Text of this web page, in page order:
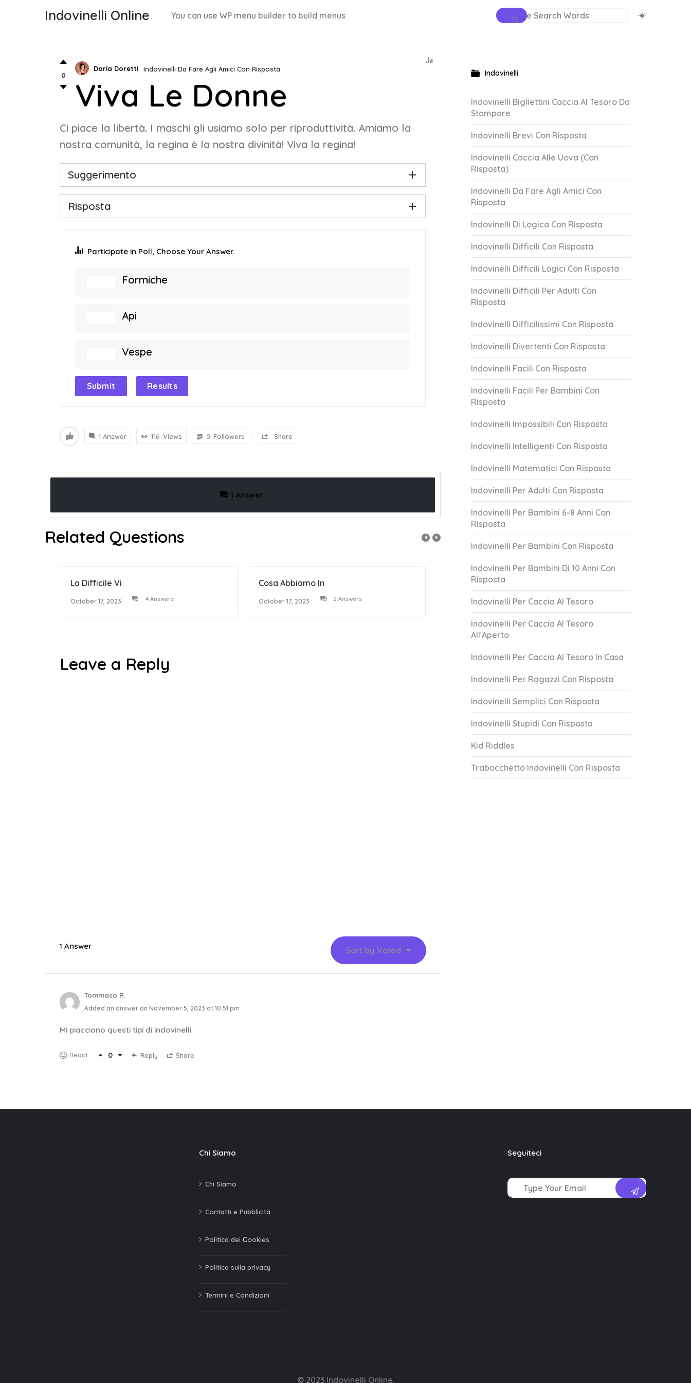
Indovinelli Online You can use WP menu builder to build menus
0
Daria Doretti Indovinelli Da Fare Agli Amici Con Risposta
Viva Le Donne
Ci piace la libertà. I maschi gli usiamo solo per riproduttività. Amiamo la
nostra comunità, la regina è la nostra divinità! Viva la regina!
Suggerimento
Risposta
Participate in Poll, Choose Your Answer.
Formiche
Api
Vespe
Submit Results
1 Answer 116 Views 0 Followers Share
1 Answer
Related Questions
La Difficile Vi
October 17, 2023 4 Answers
Cosa Abbiamo In
October 17, 2023 2 Answers
Amo L'Acqua
October 17, 2023 1 Answer
Leave a Reply
1 Answer Sort by Voted
Tommaso R.
Added an answer on November 5, 2023 at 10:51 pm
Mi piacciono questi tipi di indovinelli
React 0 Reply Share
Indovinelli
Indovinelli Bigliettini Caccia Al Tesoro Da
Stampare
Indovinelli Brevi Con Risposta
Indovinelli Caccia Alle Uova (Con
Risposta)
Indovinelli Da Fare Agli Amici Con
Risposta
Indovinelli Di Logica Con Risposta
Indovinelli Difficili Con Risposta
Indovinelli Difficili Logici Con Risposta
Indovinelli Difficili Per Adulti Con
Risposta
Indovinelli Difficilissimi Con Risposta
Indovinelli Divertenti Con Risposta
Indovinelli Facili Con Risposta
Indovinelli Facili Per Bambini Con
Risposta
Indovinelli Impossibili Con Risposta
Indovinelli Intelligenti Con Risposta
Indovinelli Matematici Con Risposta
Indovinelli Per Adulti Con Risposta
Indovinelli Per Bambini 6-8 Anni Con
Risposta
Indovinelli Per Bambini Con Risposta
Indovinelli Per Bambini Di 10 Anni Con
Risposta
Indovinelli Per Caccia Al Tesoro
Indovinelli Per Caccia Al Tesoro
All'Aperto
Indovinelli Per Caccia Al Tesoro In Casa
Indovinelli Per Ragazzi Con Risposta
Indovinelli Semplici Con Risposta
Indovinelli Stupidi Con Risposta
Kid Riddles
Trabocchetto Indovinelli Con Risposta
Chi Siamo
Chi Siamo
Contatti e Pubblicità
Politica dei Сookies
Politica sulla privacy
Termini e Condizioni
Seguiteci
© 2023 Indovinelli Online.